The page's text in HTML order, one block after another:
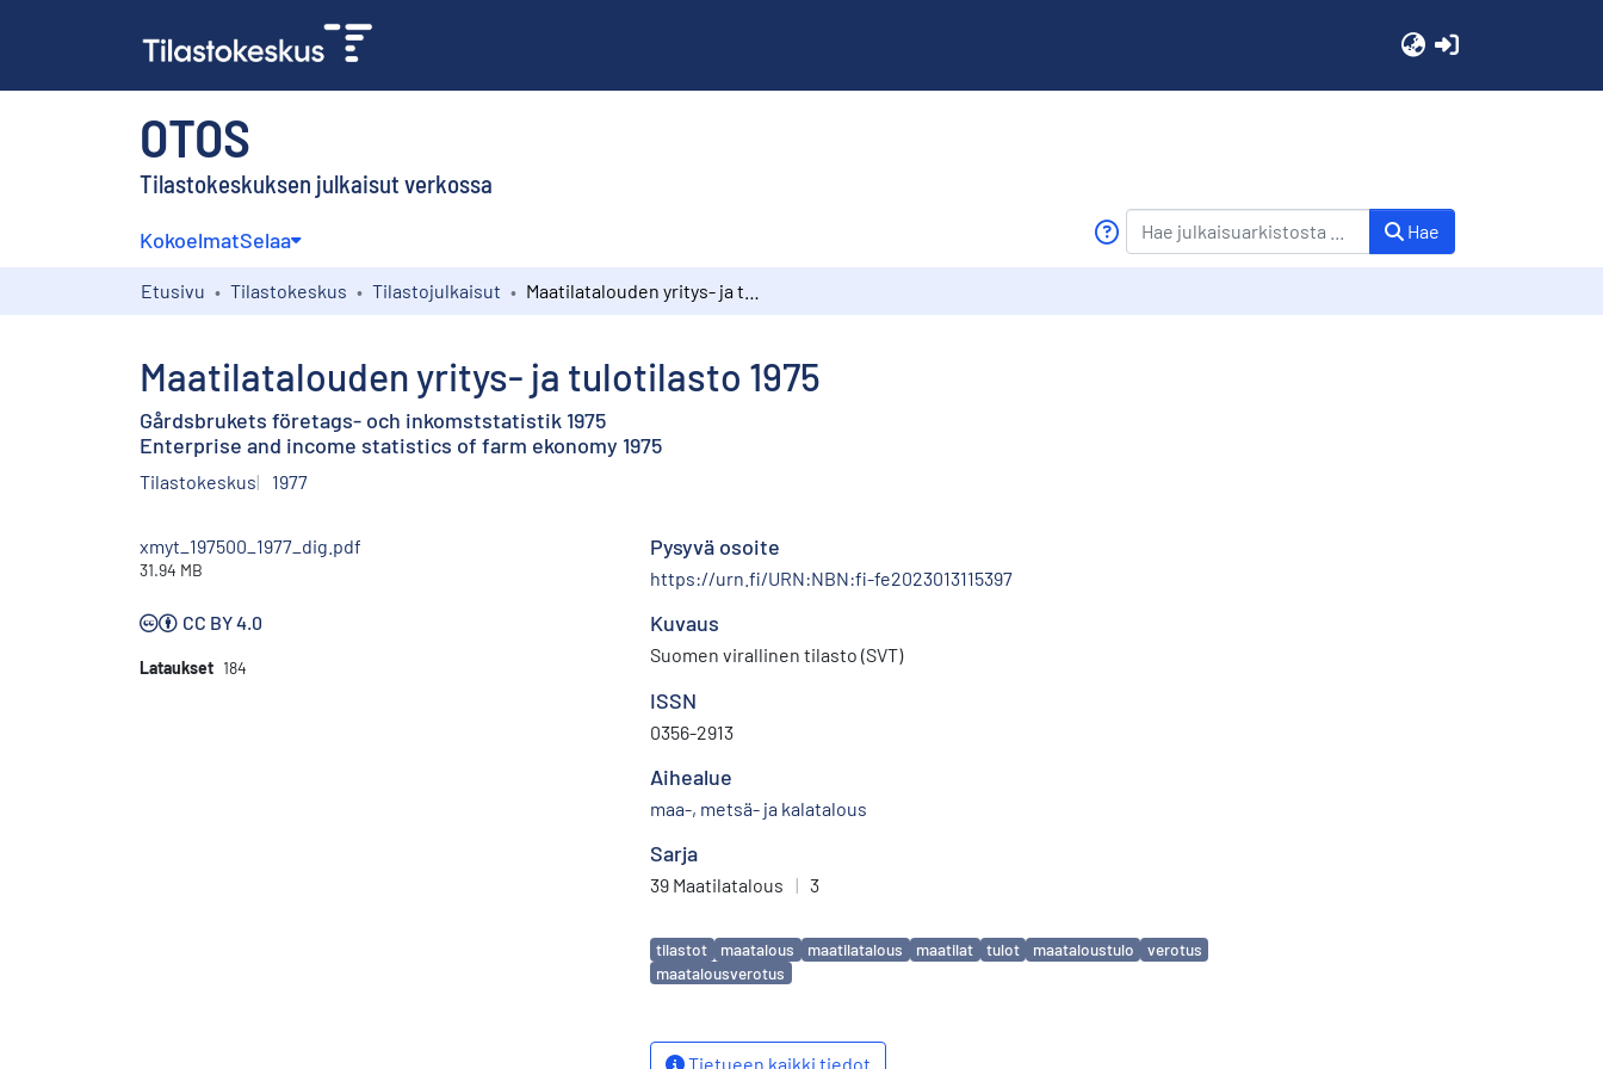
OTOS
Tilastokeskuksen julkaisut verkossa
KokoelmatSelaa Hae
Etusivu Tilastokeskus Tilastojulkaisut
Maatilatalouden yritys- ja tulotilasto 1975
Gårdsbrukets företags- och inkomststatistik 1975
Enterprise and income statistics of farm ekonomy 1975
Tilastokeskus 1977
xmyt_197500_1977_dig.pdf
31.94 MB
CC BY 4.0
Lataukset 184
Pysyvä osoite
https://urn.fi/URN:NBN:fi-fe2023013115397
Kuvaus
Suomen virallinen tilasto (SVT)
ISSN
0356-2913
Aihealue
maa-, metsä- ja kalatalous
Sarja
39 Maatilatalous | 3
Avainsanat
tilastot maatalous maatilatalous maatilat tulot maataloustulo
verotus
maatalousverotus
Tietueen kaikki tiedot